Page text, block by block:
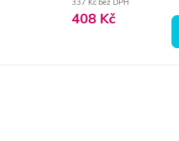
337 Kč bez DPH
408 Kč